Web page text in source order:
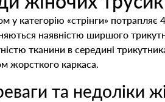
у категорію «стрінги»
наявністю ширшого
тканини в середині
жорсткого каркаса.
та недоліки